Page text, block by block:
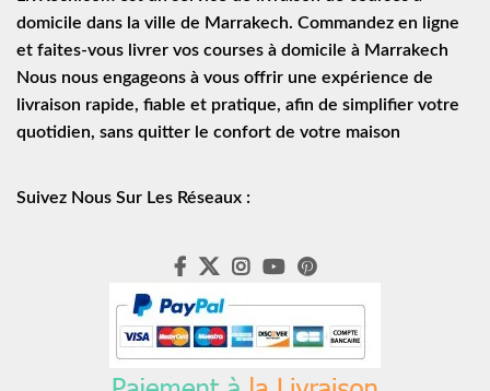
domicile dans la ville de Marrakech. Commandez en ligne
et faites-vous livrer vos courses à domicile à Marrakech
Nous nous engageons à vous offrir une expérience de
livraison rapide, fiable et pratique, afin de simplifier votre
quotidien, sans quitter le confort de votre maison
Suivez Nous Sur Les Réseaux :